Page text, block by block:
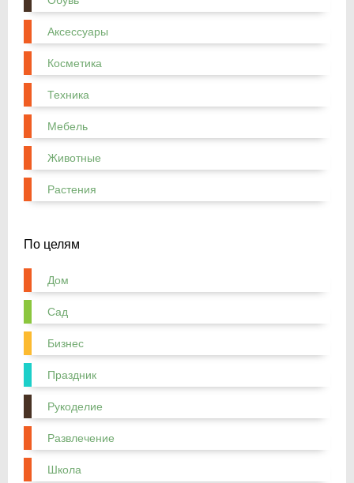
Аксессуары
Косметика
Техника
Мебель
Животные
Растения
По целям
Дом
Сад
Бизнес
Праздник
Рукоделие
Развлечение
Школа